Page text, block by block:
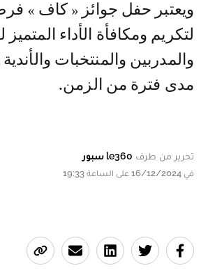
ويعتبر حفل جوائز « كاف »
لتكريم ومكافأة الأداء المتميز
والمدربين والمنتخبات
مدى فترة من الزمن.
تحرير من طرف le360 سبور
في 16/12/2024 على الساعة 19:33